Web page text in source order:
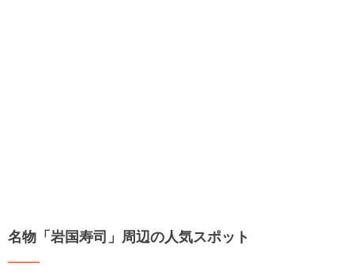
名物「岩国寿司」周辺の人気スポット